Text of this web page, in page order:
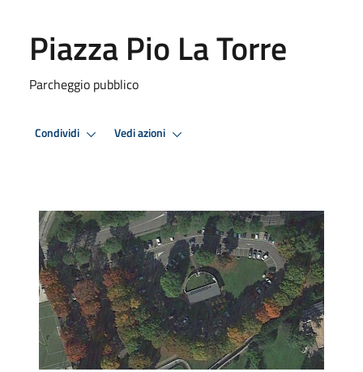
Piazza Pio La Torre
Parcheggio pubblico
Condividi Vedi azioni